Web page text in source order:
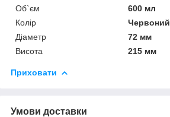
Об`єм
600 мл
Колір
Червоний
Діаметр
72 мм
Висота
215 мм
Приховати
Умови доставки